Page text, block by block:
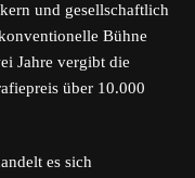
und gesellschaftlich
Bühne
Jahre vergibt die
über 10.000
es sich